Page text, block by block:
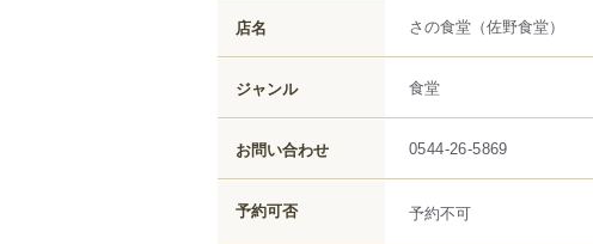
店名 さの食堂 （佐野食堂）
ジャンル 食堂
お問い合わせ 0544-26-5869
予約可否 予約不可